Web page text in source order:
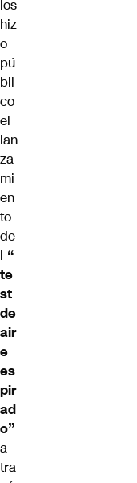
ios
hiz
o
pú
bli
co
el
lan
za
mi
en
to
de
l “
te
st
de
air
e
es
pir
ad
o”
a
tra